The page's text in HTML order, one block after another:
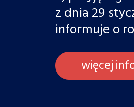
z dnia 29
informuje o
więcej